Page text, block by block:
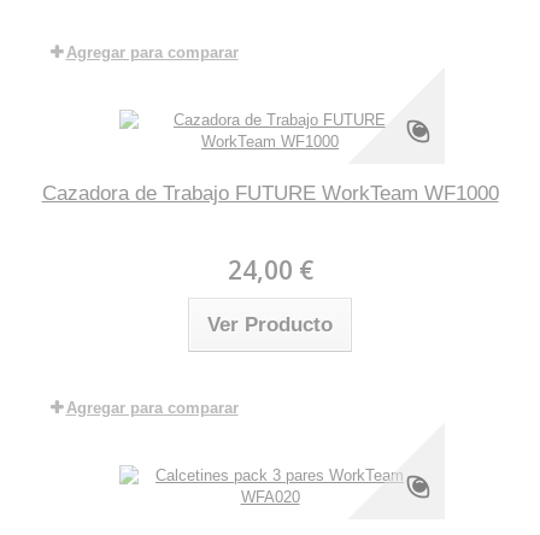
Agregar para comparar
Cazadora de Trabajo FUTURE WorkTeam WF1000
24,00 €
Ver Producto
Agregar para comparar